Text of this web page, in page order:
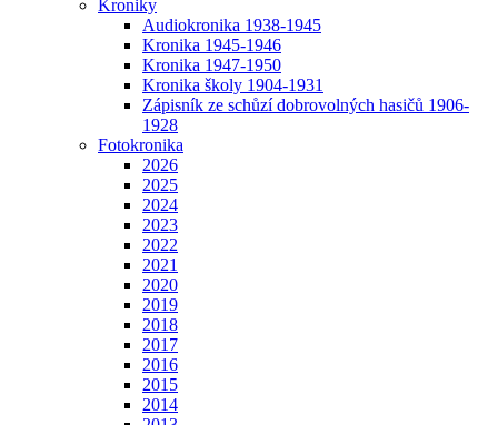
Kroniky
Audiokronika 1938-1945
Kronika 1945-1946
Kronika 1947-1950
Kronika školy 1904-1931
Zápisník ze schůzí dobrovolných hasičů 1906-
1928
Fotokronika
2026
2025
2024
2023
2022
2021
2020
2019
2018
2017
2016
2015
2014